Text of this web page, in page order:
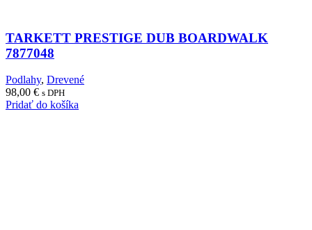
TARKETT PRESTIGE DUB BOARDWALK
7877048
Podlahy, Drevené
98,00 € s DPH
Pridať do košíka